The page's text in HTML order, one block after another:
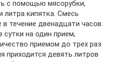
с помощью мясорубки,
литра кипятка. Смесь
течение двенадцати часов.
сутки на один прием,
приемом до трех раз
приходится девять литров